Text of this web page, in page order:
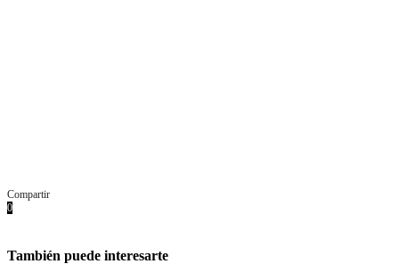
Compartir
0
También puede interesarte